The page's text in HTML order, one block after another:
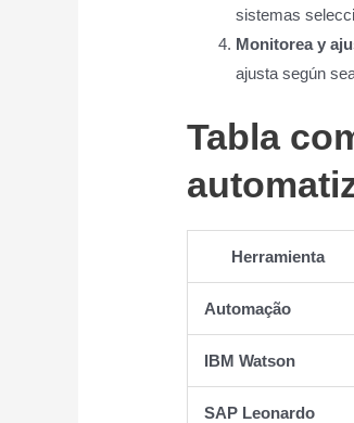
sistemas
Monitorea y
ajusta según
Tabla
Herramienta
Automação
IBM Watson
SAP Leonardo